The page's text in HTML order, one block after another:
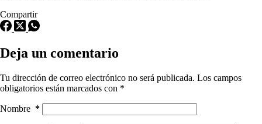
Compartir
Deja un comentario
Tu dirección de correo electrónico no será publicada. Los campos
obligatorios están marcados con *
Nombre *